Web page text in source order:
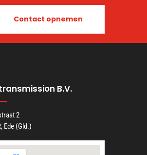
Contact opnemen
B.V.
2
Ede (Gld.)